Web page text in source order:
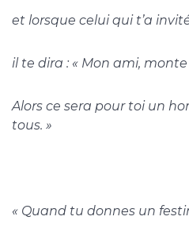
et lorsque celui qui t’a
il te dira : « Mon ami,
Alors ce sera pour toi un
tous. »
« Quand tu donnes un